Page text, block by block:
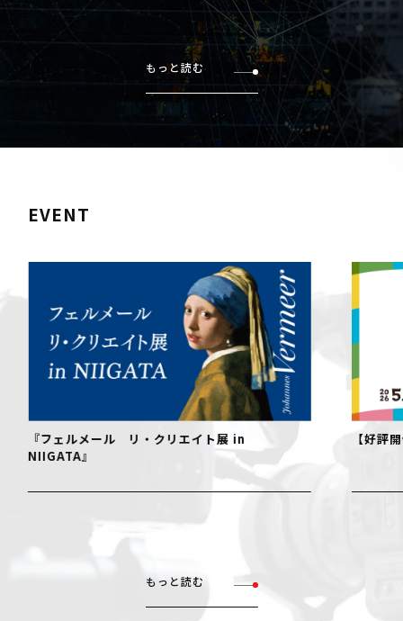
もっと読む
EVENT
・クリエイト展 in 【好評開催中！】おでかけ！絵
もっと読む